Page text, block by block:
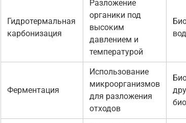
Гидротермальная
карбонизация
Разложение
органики под
высоким
давлением и
температурой
Ферментация
Использование
микроорганизмов
для разложения
отходов